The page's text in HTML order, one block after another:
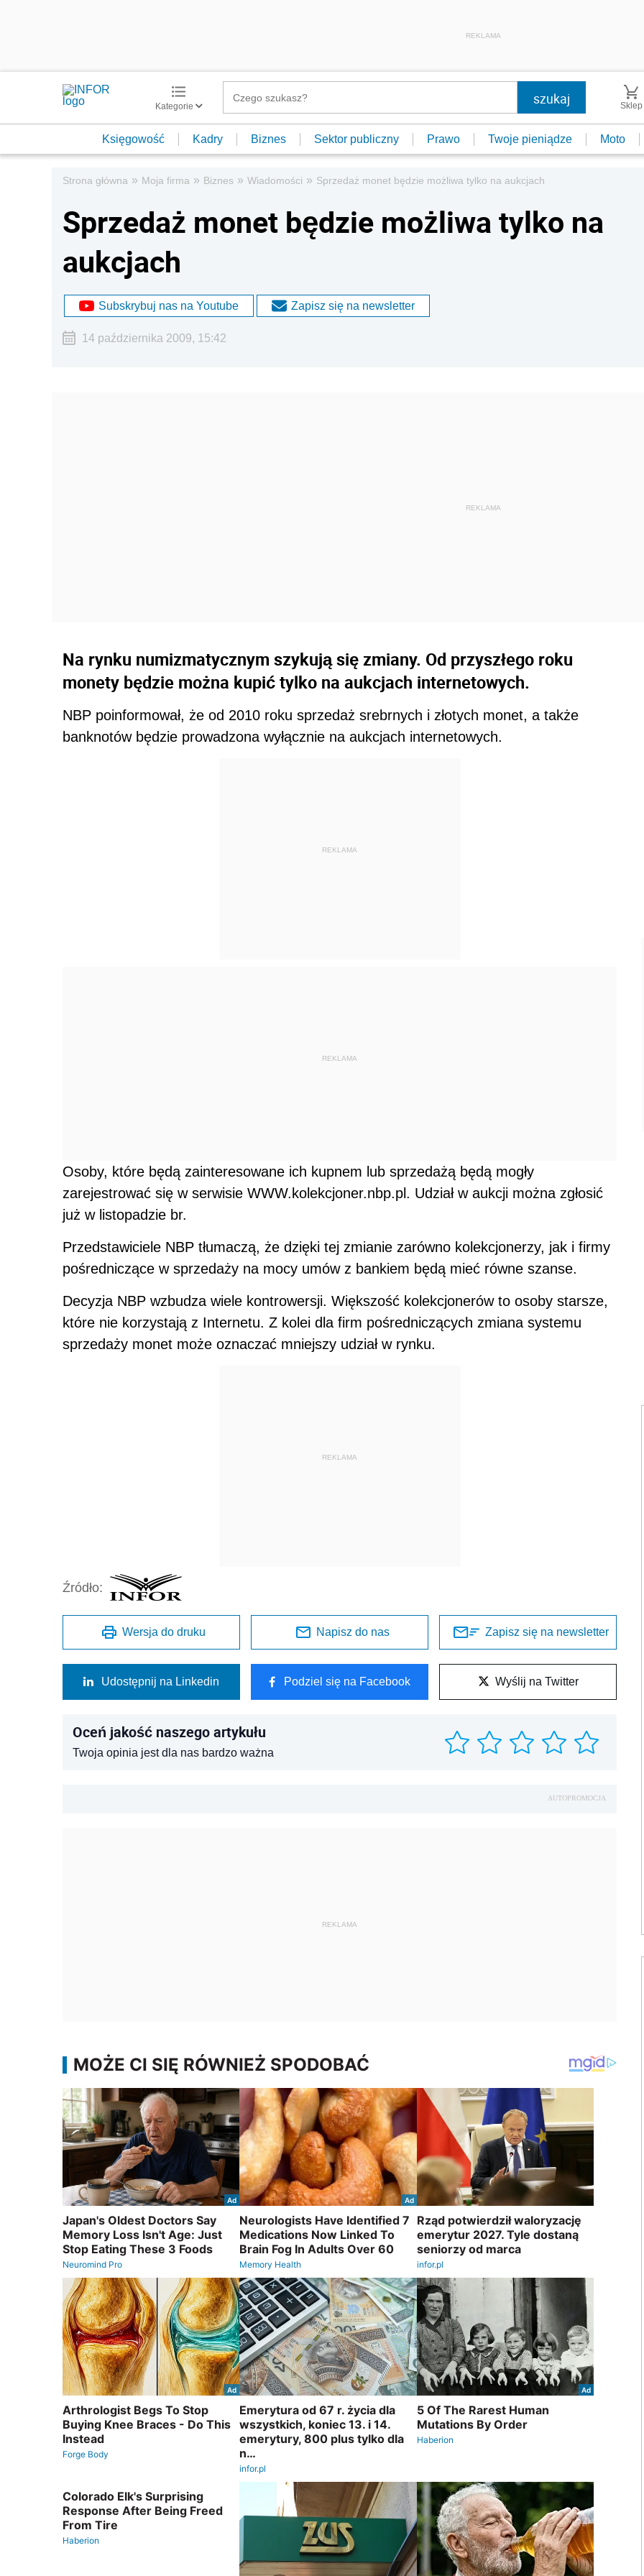
REKLAMA
Kategorie Sklep
Księgowość Kadry Biznes Sektor publiczny Prawo Twoje pieniądze Moto
Strona główna » Moja firma » Biznes » Wiadomości » Sprzedaż monet będzie możliwa tylko na aukcjach
Sprzedaż monet będzie możliwa tylko na
aukcjach
Subskrybuj nas na Youtube Zapisz się na newsletter
14 października 2009, 15:42
Na rynku numizmatycznym szykują się zmiany. Od przyszłego roku
monety będzie można kupić tylko na aukcjach internetowych.
NBP poinformował, że od 2010 roku sprzedaż srebrnych i złotych monet, a także
banknotów będzie prowadzona wyłącznie na aukcjach internetowych.
REKLAMA
REKLAMA
Osoby, które będą zainteresowane ich kupnem lub sprzedażą będą mogły
zarejestrować się w serwisie WWW.kolekcjoner.nbp.pl. Udział w aukcji można zgłosić
już w listopadzie br.
Przedstawiciele NBP tłumaczą, że dzięki tej zmianie zarówno kolekcjonerzy, jak i firmy
pośredniczące w sprzedaży na mocy umów z bankiem będą mieć równe szanse.
Decyzja NBP wzbudza wiele kontrowersji. Większość kolekcjonerów to osoby starsze,
które nie korzystają z Internetu. Z kolei dla firm pośredniczących zmiana systemu
sprzedaży monet może oznaczać mniejszy udział w rynku.
REKLAMA
Źródło:
Wersja do druku Napisz do nas Zapisz się na newsletter
Udostępnij na Linkedin Podziel się na Facebook Wyślij na Twitter
Oceń jakość naszego artykułu
Twoja opinia jest dla nas bardzo ważna
AUTOPROMOCJA
REKLAMA